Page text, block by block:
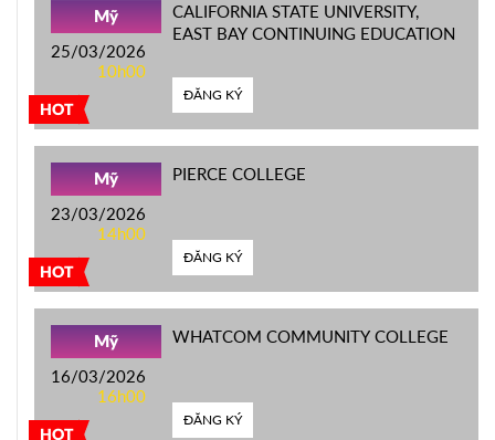
HOT
Mỹ
25/03/2026
10h00
CALIFORNIA STATE UNIVERSITY,
EAST BAY CONTINUING EDUCATION
ĐĂNG KÝ
HOT
Mỹ
23/03/2026
14h00
PIERCE COLLEGE
ĐĂNG KÝ
HOT
Mỹ
16/03/2026
16h00
WHATCOM COMMUNITY COLLEGE
ĐĂNG KÝ